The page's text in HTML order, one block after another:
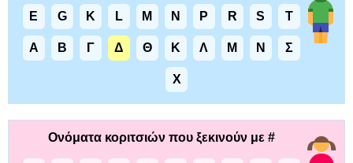
E G K L M N P R S T
Α Β Γ Δ Θ Κ Λ Μ Ν Σ
Χ
Ονόματα κοριτσιών που ξεκινούν με #